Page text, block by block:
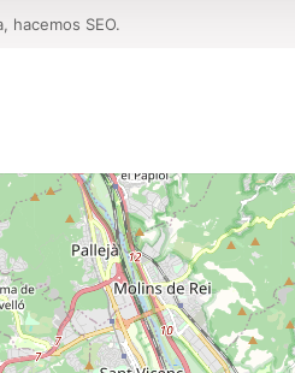
hacemos SEO.